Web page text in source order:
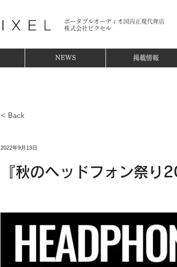
ポータブルオーディオ国内正規代理店​
​株式会社ピクセル
NEWS 掲載情報
< Back
2022年9月13日
『秋のヘッドフォン祭